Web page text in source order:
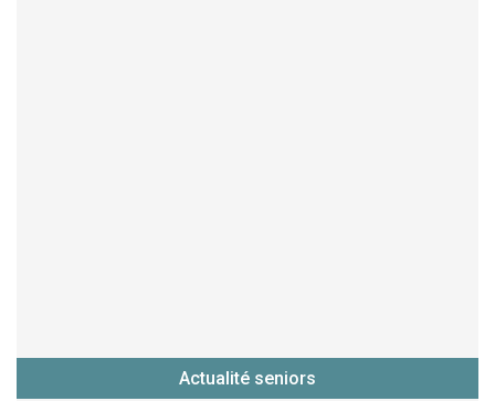
Actualité seniors